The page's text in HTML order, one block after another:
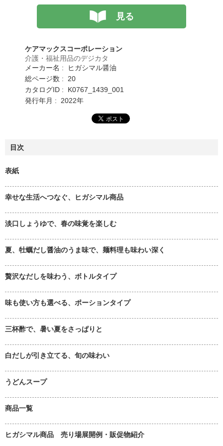
見る
ケアマックスコーポレーション
介護・福祉用品のデジカタ
メーカー名 : ヒガシマル醤油
総ページ数 : 20
カタログID : K0767_1439_001
発行年月 : 2022年
目次
表紙
幸せな生活へつなぐ、ヒガシマル商品
淡口しょうゆで、春の味覚を楽しむ
夏、牡蠣だし醤油のうま味で、麺料理も味わい深く
贅沢なだしを味わう、ボトルタイプ
味も使い方も選べる、ポーションタイプ
三杯酢で、暑い夏をさっぱりと
白だしが引き立てる、旬の味わい
うどんスープ
商品一覧
ヒガシマル商品 売り場展開例・販促物紹介